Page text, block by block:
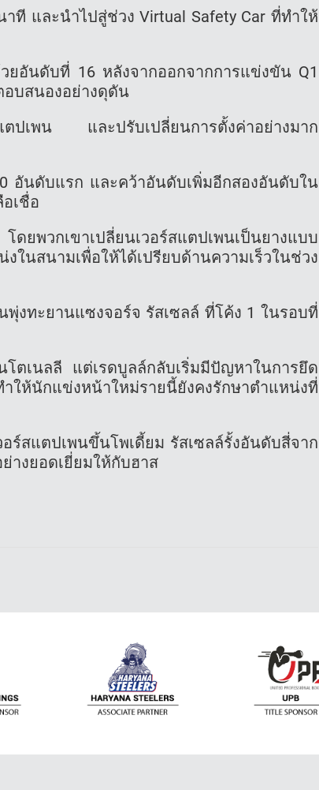
ที และนำไปสู่ช่วง Virtual Safety Car ที่ทำให้
ยอันดับที่ 16 หลังจากออกจากการแข่งขัน Q1
อบสนองอย่างดุดัน
แตปเพน และปรับเปลี่ยนการตั้งค่าอย่างมาก
อันดับแรก และคว้าอันดับเพิ่มอีกสองอันดับใน
เชื่อ
ยพวกเขาเปลี่ยนเวอร์สแตปเพนเป็นยางแบบ
นสนามเพื่อให้ได้เปรียบด้านความเร็วในช่วง
พุ่งทะยานแซงจอร์จ รัสเซลล์ ที่โค้ง 1 ในรอบที่
โตเนลลี แต่เรดบูลล์กลับเริ่มมีปัญหาในการยึด
ให้นักแข่งหน้าใหม่รายนี้ยังคงรักษาตำแหน่งที่
ร์สแตปเพนขึ้นโพเดี้ยม รัสเซลล์รั้งอันดับสี่จาก
างยอดเยี่ยมให้กับฮาส